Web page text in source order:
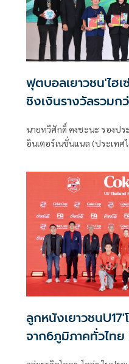
ฟุตบอลเยาวชน'ไฮ
ชิงเงินรางวัลรวมก
นายทวีศักดิ์ คงชะนะ รองปร
อินเตอร์เนชั่นแนล (ประเทศ
แห่งประเทศไทย (กกท.) ร่ว
คน ชิงแชมป์เยาวชนรุ่น 12 ปี HISENSE FOOTBALL YOUTH
CUP SPONSORSHIP
แข่งขัน ร่วมด้วย คุณสลักจฤ
วัฒนธรรม จ. เชียงราย, คุณ
สโมสรฟุตบอล สิงห์ เชียงรา
และ “โอ๊ต” ณัฐพร พันธุ์ฤทธิ์
ประชุมชั้น 25 อาคารเฉลิม
การกีฬาแห่งประเทศไทย
ลูกหนังเยาวชน
จาก6ภูมิภาคทั่วไท